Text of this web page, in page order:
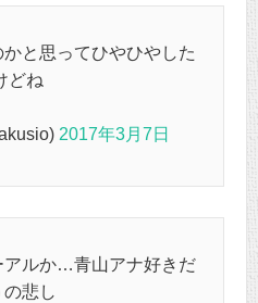
と思ってひやひやした
どね
2017年3月7日
アルか…青山アナ好きだ
悲し